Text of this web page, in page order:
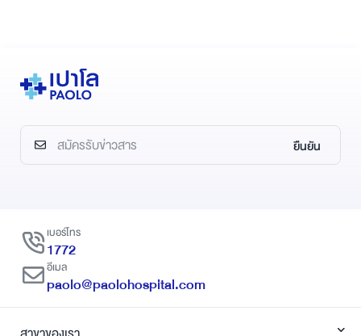
ยืนยัน
เบอร์โทร
1772
อีเมล
paolo@paolohospital.com